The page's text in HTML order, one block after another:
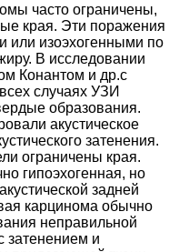
часто ограничены,
края. Эти поражения
или изоэхогенными по
В исследовании
Конантом и др.с
случаях УЗИ
образования.
акустическое
затенения.
ограничены края.
гипоэхогенная, но
задней
карцинома обычно
неправильной
и